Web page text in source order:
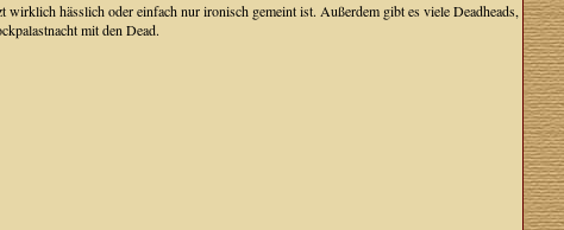
hässlich oder einfach nur ironisch gemeint ist. Außerdem gibt es viele Deadheads,
mit den Dead.